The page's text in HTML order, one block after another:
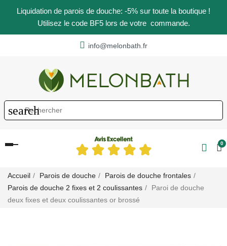
Liquidation de parois de douche: -5% sur toute la boutique !
Utilisez le code BF5 lors de votre commande.
info@melonbath.fr
search
Basculer
0
Accueil Parois de douche
Parois de douche frontales
Parois de douche 2 fixes et 2 coulissantes
Paroi de douche
deux fixes et deux coulissantes or brossé